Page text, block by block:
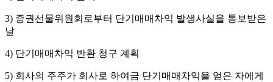
3) 증권선물위원회로부터 단기매매차익 발생사실을 통보받은
날
4) 단기매매차익 반환 청구 계획
5) 회사의 주주가 회사로 하여금 단기매매차익을 얻은 자에게